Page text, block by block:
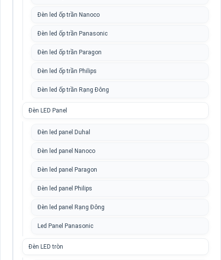
Đèn led ốp trần Nanoco
Đèn led ốp trần Panasonic
Đèn led ốp trần Paragon
Đèn led ốp trần Philips
Đèn led ốp trần Rạng Đông
Đèn LED Panel
Đèn led panel Duhal
Đèn led panel Nanoco
Đèn led panel Paragon
Đèn led panel Philips
Đèn led panel Rạng Đông
Led Panel Panasonic
Đèn LED tròn